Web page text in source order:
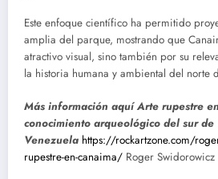
Este enfoque científico ha permitido
amplia del parque, mostrando que
atractivo visual, sino también por su
la historia humana y ambiental del norte
Más información aquí Arte rupestre
conocimiento arqueológico del sur de
Venezuela https://rockartzone.com/
rupestre-en-canaima/ Roger Swidorowicz